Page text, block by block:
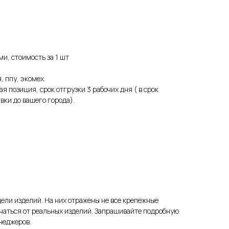
стоимость за 1 шт
ппу, экомех.
позиция, срок отгрузки 3 рабочих дня ( в срок
до вашего города).
изделий. На них отражены не все крепежные
от реальных изделий. Запрашивайте подробную